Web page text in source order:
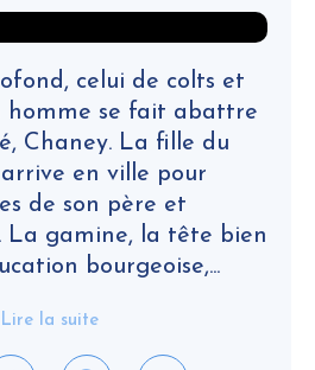
celui de colts et
homme se fait abattre
Chaney. La fille du
en ville pour
de son père et
La gamine, la tête bien
bourgeoise,...
Lire la suite